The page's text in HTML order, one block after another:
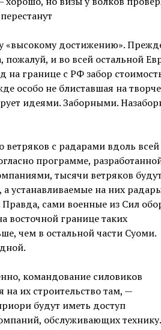
«высокому достижению».
и во всей остальной
на границе с РФ забор
особо не блиставшая на
идеями. Заборными.
ветряков с радарами вдоль всей
программе,
тысячи ветряков
а устанавливаемые на них
сами военные из Сил
восточной границе таких
чем в остальной части Суоми.
командование силовиков
их строительство там, —
будут иметь доступ
обслуживающих технику.